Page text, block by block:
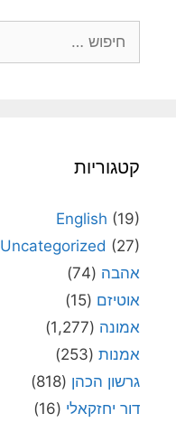
קטגוריות
English (19)
Uncategorized (27)
אהבה (74)
אוטיזם (15)
אמונה (1,277)
אמנות (253)
גרשון הכהן (818)
דור יחזקאלי (16)